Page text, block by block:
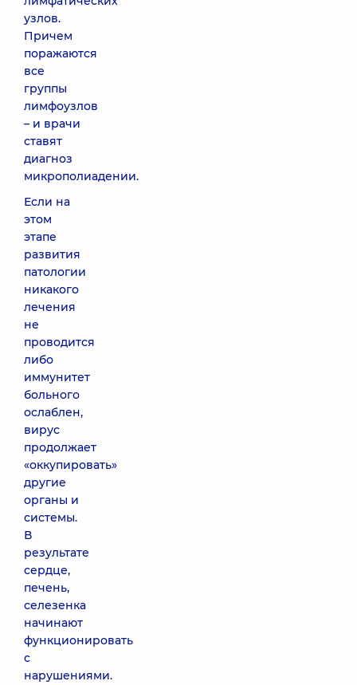
узлов.
Причем
поражаются
все
группы
лимфоузлов
– и врачи
ставят
диагноз
микрополиадении.
Если на
этом
этапе
развития
патологии
никакого
лечения
не
проводится
либо
иммунитет
больного
ослаблен,
вирус
продолжает
«оккупировать»
другие
органы и
системы.
В
результате
сердце,
печень,
селезенка
начинают
функционировать
с
нарушениями.